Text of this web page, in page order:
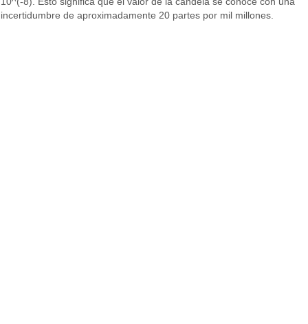
incertidumbre de aproximadamente 20 partes por mil millones.